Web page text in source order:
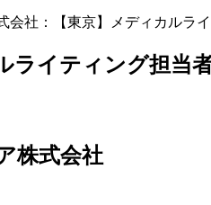
会社：【東京】メディカルラ
ライティング担当
株式会社